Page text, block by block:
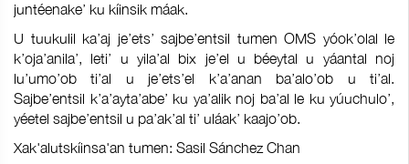
juntéenake’ ku kíinsik máak.
U tuukulil ka’aj je’ets’ sajbe’entsil tumen OMS yóok’olal le
k’oja’anila’, leti’ u yila’al bix je’el u béeytal u yáantal noj
lu’umo’ob ti’al u je’ets’el k’a’anan ba’alo’ob u ti’al.
Sajbe’entsil k’a’ayta’abe’ ku ya’alik noj ba’al le ku yúuchulo’,
yéetel sajbe’entsil u pa’ak’al ti’ uláak’ kaajo’ob.
Xak'alutskíinsa'an tumen: Sasil Sánchez Chan